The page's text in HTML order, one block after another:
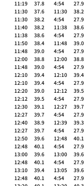
11:30	37.6 	11:30	38.2 	11:27	37.4
11:40	38.2 	11:38	38.6 	11:31	37.4
11:50	38.4 	11:48	39.0 	11:43	37.7
12:00	38.8 	12:00	38.8 	11:58	37.9
12:10	39.4 	12:10	39.4 	12:06	38.4
12:20	39.0 	12:12	39.5 	12:14	38.6
12:30	39.1 	12:27	39.7 	12:21	39.0
12:40	38.9 	12:39	39.3 	12:36	38.7
12:50	39.6 	12:48	40.1 	12:41	38.9
13:00	39.6 	13:00	39.6 	12:53	39.1
13:10	39.4 	13:05	39.6 	13:10	39.1